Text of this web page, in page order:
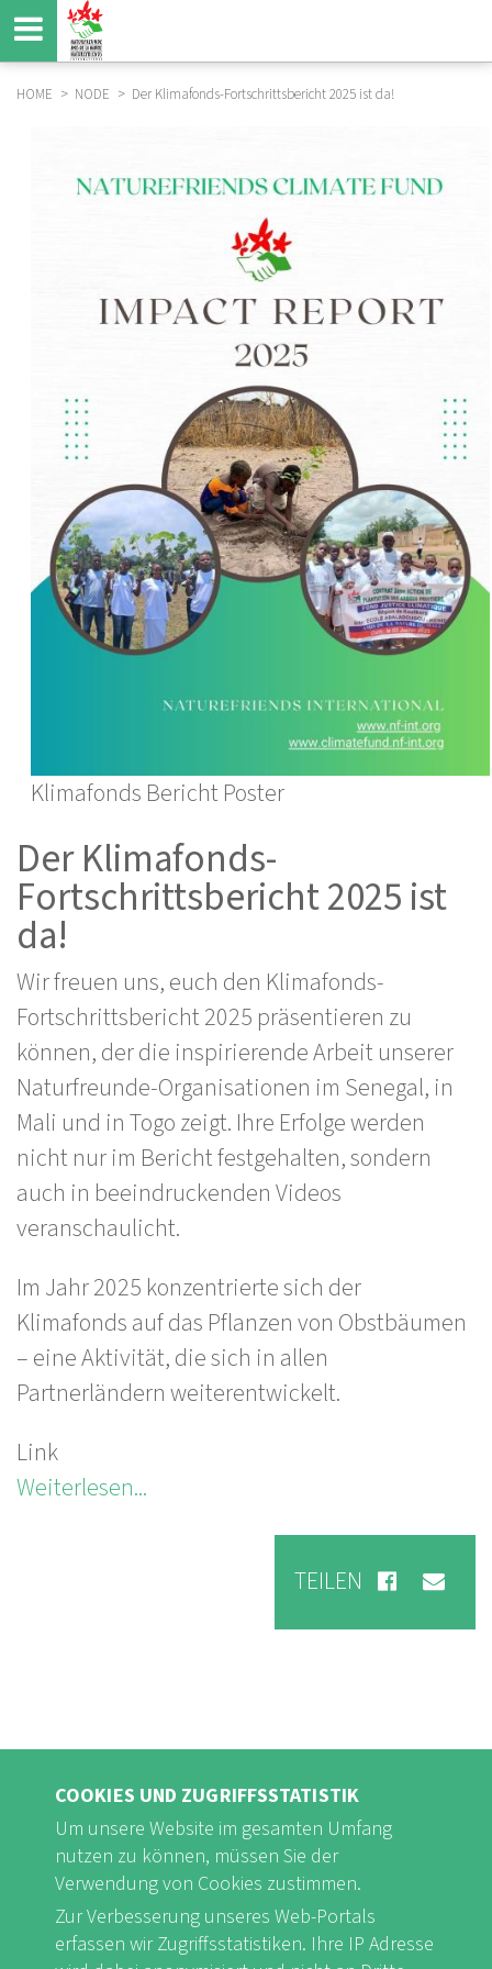
Direkt
zum
Inhalt
HOME NODE Der Klimafonds-Fortschrittsbericht 2025 ist da!
Klimafonds Bericht Poster
Der Klimafonds-
Fortschrittsbericht 2025 ist
da!
Wir freuen uns, euch den Klimafonds-
Fortschrittsbericht 2025 präsentieren zu
können, der die inspirierende Arbeit unserer
Naturfreunde-Organisationen im Senegal, in
Mali und in Togo zeigt. Ihre Erfolge werden
nicht nur im Bericht festgehalten, sondern
auch in beeindruckenden Videos
veranschaulicht.
Im Jahr 2025 konzentrierte sich der
Klimafonds auf das Pflanzen von Obstbäumen
– eine Aktivität, die sich in allen
Partnerländern weiterentwickelt.
Link
Weiterlesen...
TEILEN
FB Youtube Instagram
COOKIES UND ZUGRIFFSSTATISTIK
Um unsere Website im gesamten Umfang
nutzen zu können, müssen Sie der
Verwendung von Cookies zustimmen.
Zur Verbesserung unseres Web-Portals
erfassen wir Zugriffsstatistiken. Ihre IP Adresse